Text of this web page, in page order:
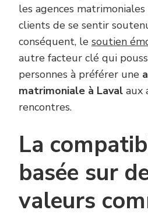
les agences
clients de se sentir
conséquent, le soutien
autre facteur clé qui
personnes à préférer une
matrimoniale à Laval aux
rencontres.
La
basée sur
valeurs